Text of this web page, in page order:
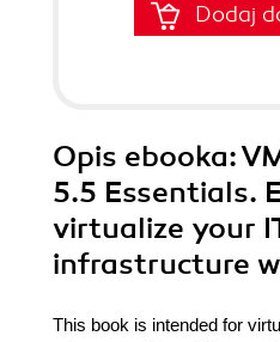
Dodaj
Opis ebooka:
5.5 Essentials.
virtualize your
infrastructure
This book is intended for